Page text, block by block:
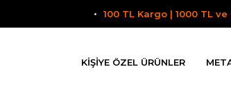
100 TL Kargo | 1000 TL
KIŞIYE ÖZEL ÜRÜNLER